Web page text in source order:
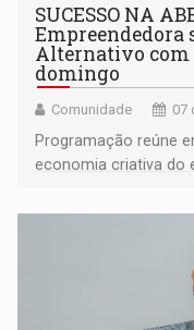
SUCESSO NA
Empreendedora
Alternativo com
domingo
Comunidade 07
Programação reúne
economia criativa do